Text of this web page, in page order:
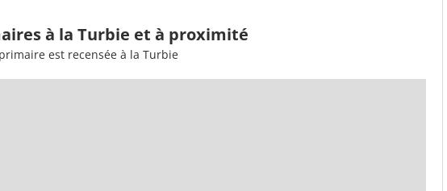
à la Turbie et à proximité
est recensée à la Turbie